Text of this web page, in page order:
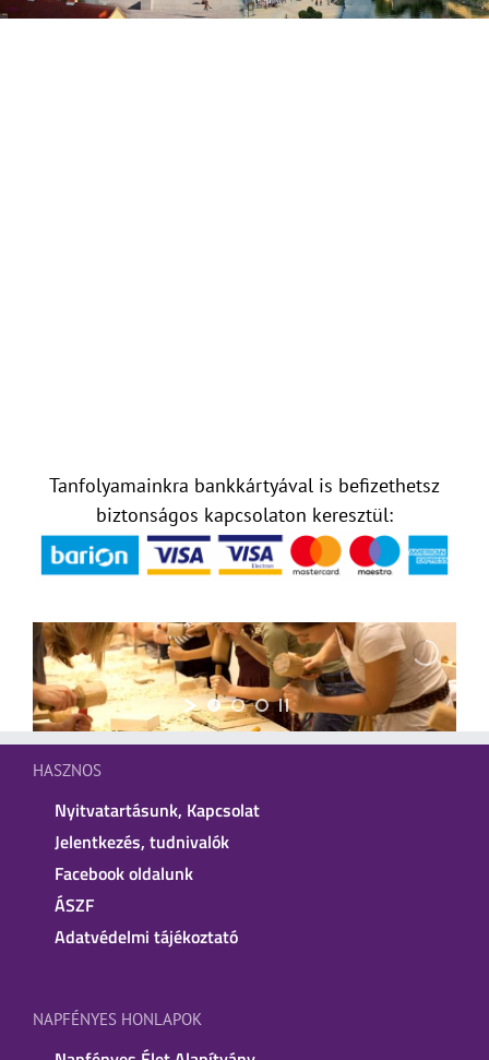
Tanfolyamainkra bankkártyával is befizethetsz
biztonságos kapcsolaton keresztül:
HASZNOS
Nyitvatartásunk, Kapcsolat
Jelentkezés, tudnivalók
Facebook oldalunk
ÁSZF
Adatvédelmi tájékoztató
NAPFÉNYES HONLAPOK